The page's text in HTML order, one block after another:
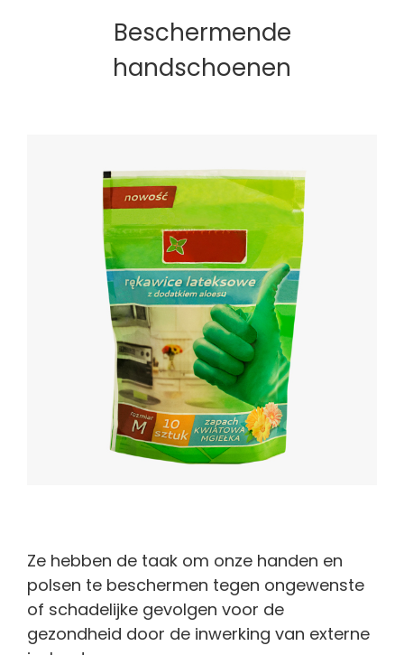
Beschermende
handschoenen
Ze hebben de taak om onze handen en
polsen te beschermen tegen ongewenste
of schadelijke gevolgen voor de
gezondheid door de inwerking van externe